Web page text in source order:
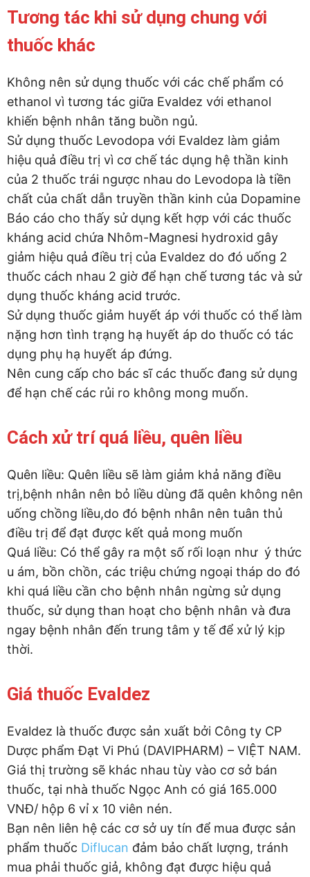
Tương tác khi sử dụng chung với
thuốc khác
Không nên sử dụng thuốc với các chế phẩm có
ethanol vì tương tác giữa Evaldez với ethanol
khiến bệnh nhân tăng buồn ngủ.
Sử dụng thuốc Levodopa với Evaldez làm giảm
hiệu quả điều trị vì cơ chế tác dụng hệ thần kinh
của 2 thuốc trái ngược nhau do Levodopa là tiền
chất của chất dẫn truyền thần kinh của Dopamine
Báo cáo cho thấy sử dụng kết hợp với các thuốc
kháng acid chứa Nhôm-Magnesi hydroxid gây
giảm hiệu quả điều trị của Evaldez do đó uống 2
thuốc cách nhau 2 giờ để hạn chế tương tác và sử
dụng thuốc kháng acid trước.
Sử dụng thuốc giảm huyết áp với thuốc có thể làm
nặng hơn tình trạng hạ huyết áp do thuốc có tác
dụng phụ hạ huyết áp đứng.
Nên cung cấp cho bác sĩ các thuốc đang sử dụng
để hạn chế các rủi ro không mong muốn.
Cách xử trí quá liều, quên liều
Quên liều: Quên liều sẽ làm giảm khả năng điều
trị,bệnh nhân nên bỏ liều dùng đã quên không nên
uống chồng liều,do đó bệnh nhân nên tuân thủ
điều trị để đạt được kết quả mong muốn
Quá liều: Có thể gây ra một số rối loạn như ý thức
u ám, bồn chồn, các triệu chứng ngoại tháp do đó
khi quá liều cần cho bệnh nhân ngừng sử dụng
thuốc, sử dụng than hoạt cho bệnh nhân và đưa
ngay bệnh nhân đến trung tâm y tế để xử lý kịp
thời.
Giá thuốc Evaldez
Evaldez là thuốc được sản xuất bởi Công ty CP
Dược phẩm Đạt Vi Phú (DAVIPHARM) – VIỆT NAM.
Giá thị trường sẽ khác nhau tùy vào cơ sở bán
thuốc, tại nhà thuốc Ngọc Anh có giá 165.000
VNĐ/ hộp 6 vỉ x 10 viên nén.
Bạn nên liên hệ các cơ sở uy tín để mua được sản
phẩm thuốc Diflucan đảm bảo chất lượng, tránh
mua phải thuốc giả, không đạt được hiệu quả